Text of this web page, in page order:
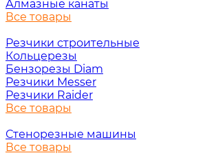
Алмазные канаты
Все товары
Резчики строительные
Кольцерезы
Бензорезы Diam
Резчики Messer
Резчики Raider
Все товары
Стенорезные машины
Все товары